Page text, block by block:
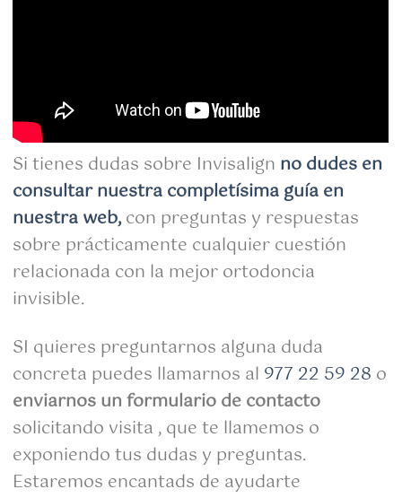
Si tienes dudas sobre Invisalign no dudes en
consultar nuestra completísima guía en
nuestra web,con preguntas y respuestas
sobre prácticamente cualquier cuestión
relacionada con la mejor ortodoncia
invisible.
SI quieres preguntarnos alguna duda
concreta puedes llamarnos al 977 22 59 28 o
enviarnos un formulario de contacto
solicitando visita , que te llamemos o
exponiendo tus dudas y preguntas.
Estaremos encantads de ayudarte